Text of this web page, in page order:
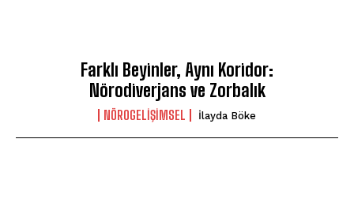
Farklı Beyinler, Aynı Koridor:
Nörodiverjans ve Zorbalık
NÖROGELIŞIMSEL İlayda Böke